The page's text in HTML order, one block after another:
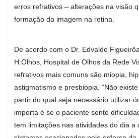
erros refrativos – alterações na visão
formação da imagem na retina.
De acordo com o Dr. Edvaldo
H.Olhos, Hospital de Olhos da Rede
refrativos mais comuns são miopia,
astigmatismo e presbiopia. “Não
partir do qual seja necessário utilizar
importa é se o paciente sente
tem limitações nas atividades do dia a